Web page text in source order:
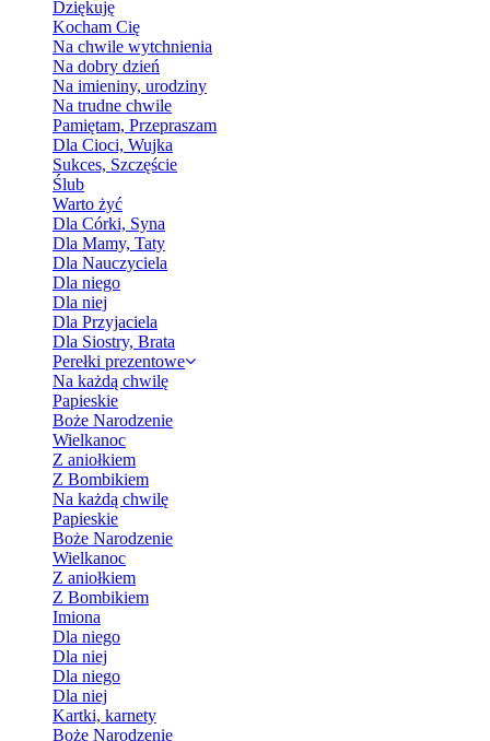
Dziękuję
Kocham Cię
Na chwile wytchnienia
Na dobry dzień
Na imieniny, urodziny
Na trudne chwile
Pamiętam, Przepraszam
Dla Cioci, Wujka
Sukces, Szczęście
Ślub
Warto żyć
Dla Córki, Syna
Dla Mamy, Taty
Dla Nauczyciela
Dla niego
Dla niej
Dla Przyjaciela
Dla Siostry, Brata
Perełki prezentowe
Na każdą chwilę
Papieskie
Boże Narodzenie
Wielkanoc
Z aniołkiem
Z Bombikiem
Na każdą chwilę
Papieskie
Boże Narodzenie
Wielkanoc
Z aniołkiem
Z Bombikiem
Imiona
Dla niego
Dla niej
Dla niego
Dla niej
Kartki, karnety
Boże Narodzenie